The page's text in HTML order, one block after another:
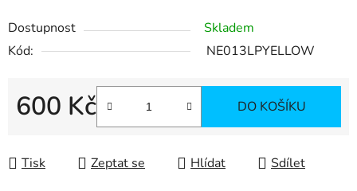
Dostupnost
Skladem
Kód:
NE013LPYELLOW
600 Kč DO KOŠÍKU
Tisk Zeptat se Hlídat Sdílet